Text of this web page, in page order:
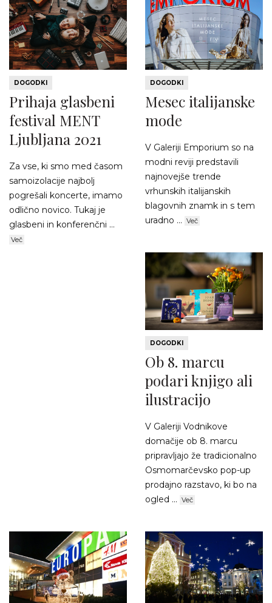
DOGODKI
Prihaja glasbeni
festival MENT
Ljubljana 2021
Za vse, ki smo med časom
samoizolacije najbolj
pogrešali koncerte, imamo
odlično novico. Tukaj je
glasbeni in konferenčni ...
Več
DOGODKI
Mesec italijanske
mode
V Galeriji Emporium so na
modni reviji predstavili
najnovejše trende
vrhunskih italijanskih
blagovnih znamk in s tem
uradno ... Več
DOGODKI
Ob 8. marcu
podari knjigo ali
ilustracijo
V Galeriji Vodnikove
domačije ob 8. marcu
pripravljajo že tradicionalno
Osmomarčevsko pop-up
prodajno razstavo, ki bo na
ogled ... Več